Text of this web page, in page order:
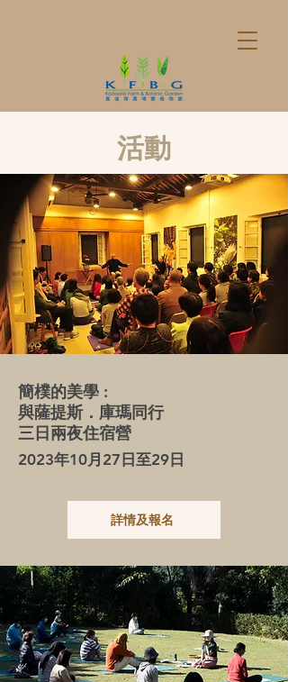
活動
簡樸的美學 :
與薩提斯．庫瑪同行
三日兩夜住宿營
2023年10月27日至29日
詳情及報名